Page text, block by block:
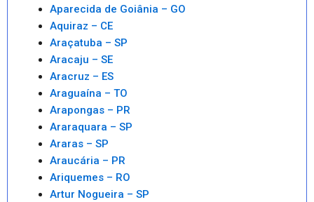
Aparecida de Goiânia – GO
Aquiraz – CE
Araçatuba – SP
Aracaju – SE
Aracruz – ES
Araguaína – TO
Arapongas – PR
Araraquara – SP
Araras – SP
Araucária – PR
Ariquemes – RO
Artur Nogueira – SP